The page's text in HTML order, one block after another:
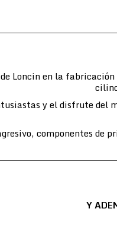
Loncin en la
y el disfrute del
componentes de
Y